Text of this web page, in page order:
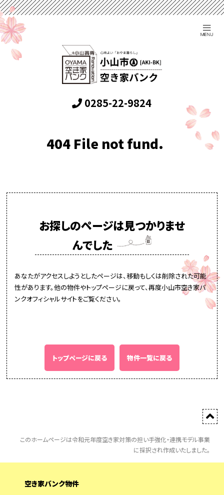
0285-22-9824
404 File not fund.
お探しのページは見つかりませ
んでした
あなたがアクセスしようとしたページは、移動もしくは削除された可能
性があります。他の物件やトップページに戻って、再度小山市空き家バ
ンクオフィシャルサイトをご覧ください。
トップページに戻る 物件一覧に戻る
このホームページは令和元年度空き家対策の担い手強化・連携モデル事業
に採択され作成いたしました。
空き家バンク物件